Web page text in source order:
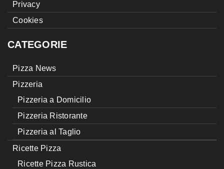
Privacy
Cookies
CATEGORIE
Pizza News
Pizzeria
Pizzeria a Domicilio
Pizzeria Ristorante
Pizzeria al Taglio
Ricette Pizza
Ricette Pizza Rustica